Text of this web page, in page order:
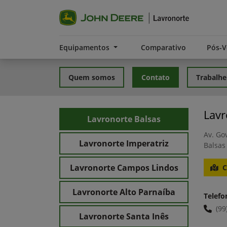
Equipamentos Comparativo Pós-
Quem somos Contato
Lavronorte Balsas
Lavronorte Imperatriz
Lavronorte Campos Lindos
Lavronorte Alto Parnaíba
Lavronorte Santa Inês
Av.